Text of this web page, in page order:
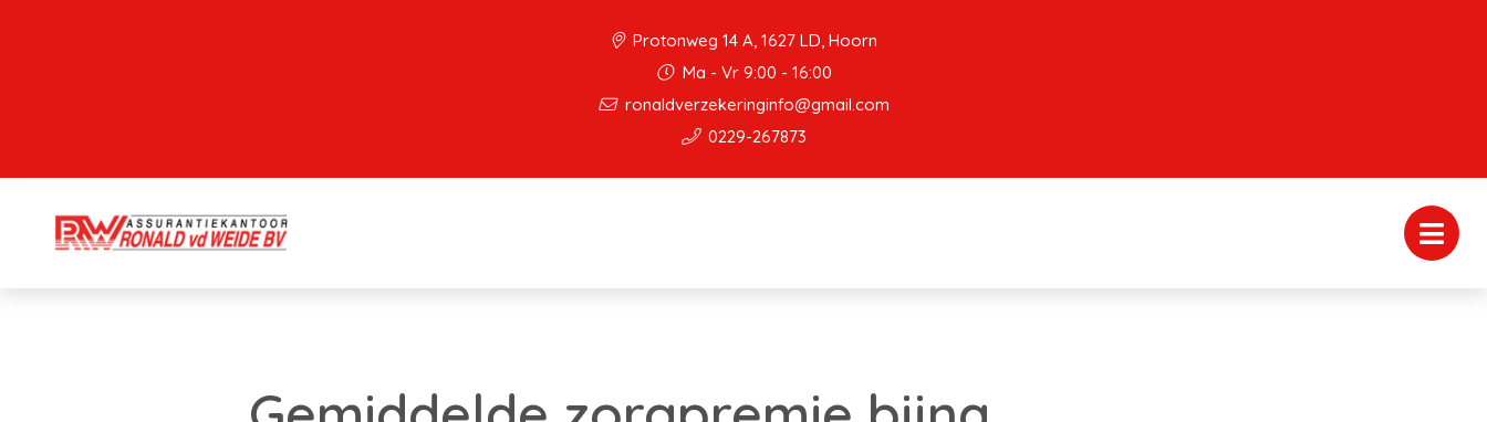
Protonweg 14 A, 1627 LD, Hoorn
Ma - Vr 9:00 - 16:00
ronaldverzekeringinfo@gmail.com
0229-267873